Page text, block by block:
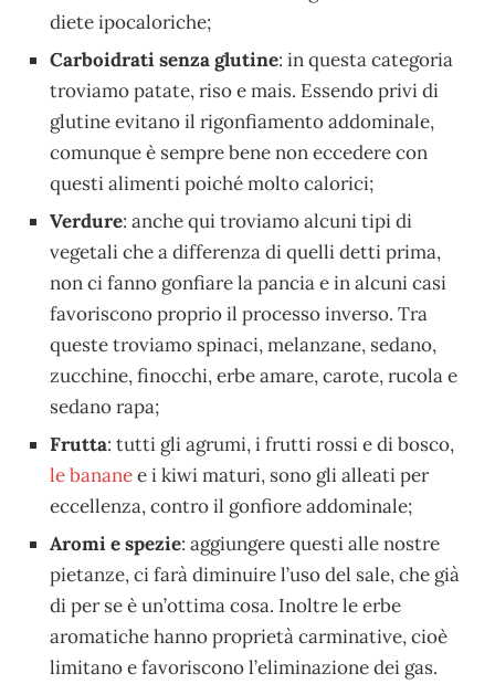
diete ipocaloriche;
Carboidrati senza glutine: in questa categoria
troviamo patate, riso e mais. Essendo privi di
glutine evitano il rigonfiamento addominale,
comunque è sempre bene non eccedere con
questi alimenti poiché molto calorici;
Verdure: anche qui troviamo alcuni tipi di
vegetali che a differenza di quelli detti prima,
non ci fanno gonfiare la pancia e in alcuni casi
favoriscono proprio il processo inverso. Tra
queste troviamo spinaci, melanzane, sedano,
zucchine, finocchi, erbe amare, carote, rucola e
sedano rapa;
Frutta: tutti gli agrumi, i frutti rossi e di bosco,
le bananee i kiwi maturi, sono gli alleati per
eccellenza, contro il gonfiore addominale;
Aromi e spezie: aggiungere questi alle nostre
pietanze, ci farà diminuire l’uso del sale, che già
di per se è un’ottima cosa. Inoltre le erbe
aromatiche hanno proprietà carminative, cioè
limitano e favoriscono l’eliminazione dei gas.